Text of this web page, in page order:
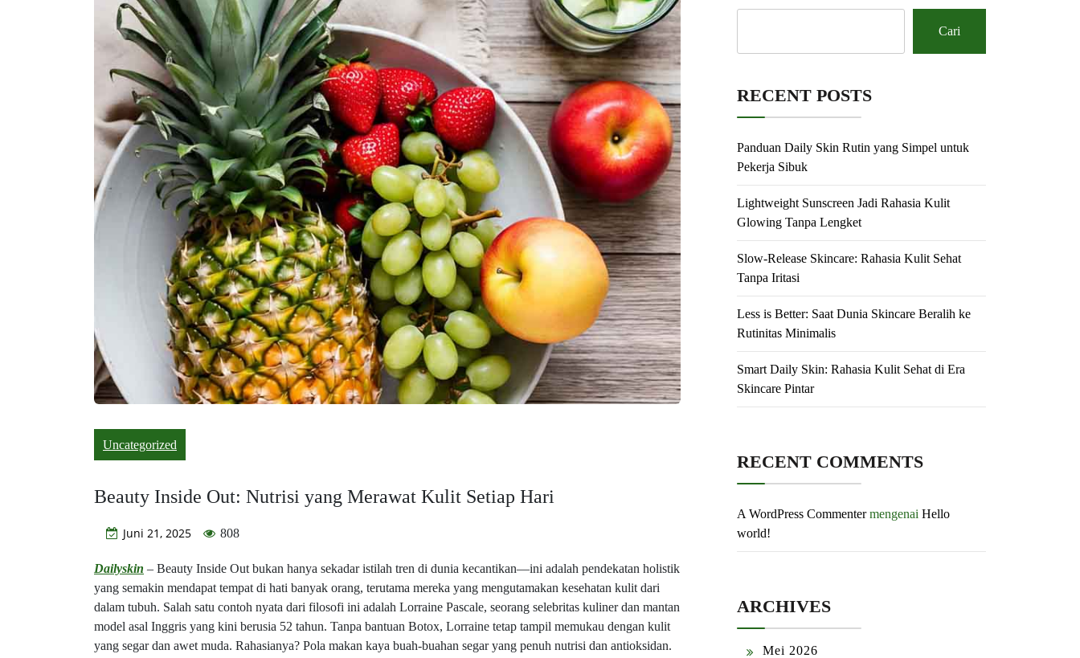
Uncategorized
Beauty Inside Out: Nutrisi yang Merawat Kulit Setiap Hari
Juni 21, 2025 808
Dailyskin – Beauty Inside Out bukan hanya sekadar istilah tren di dunia kecantikan—ini adalah pendekatan holistik
yang semakin mendapat tempat di hati banyak orang, terutama mereka yang mengutamakan kesehatan kulit dari
dalam tubuh. Salah satu contoh nyata dari filosofi ini adalah Lorraine Pascale, seorang selebritas kuliner dan mantan
model asal Inggris yang kini berusia 52 tahun. Tanpa bantuan Botox, Lorraine tetap tampil memukau dengan kulit
yang segar dan awet muda. Rahasianya? Pola makan kaya buah-buahan segar yang penuh nutrisi dan antioksidan.
Cari
RECENT POSTS
Panduan Daily Skin Rutin yang Simpel untuk
Pekerja Sibuk
Lightweight Sunscreen Jadi Rahasia Kulit
Glowing Tanpa Lengket
Slow-Release Skincare: Rahasia Kulit Sehat
Tanpa Iritasi
Less is Better: Saat Dunia Skincare Beralih ke
Rutinitas Minimalis
Smart Daily Skin: Rahasia Kulit Sehat di Era
Skincare Pintar
RECENT COMMENTS
A WordPress Commentermengenai Hello
world!
ARCHIVES
Mei 2026